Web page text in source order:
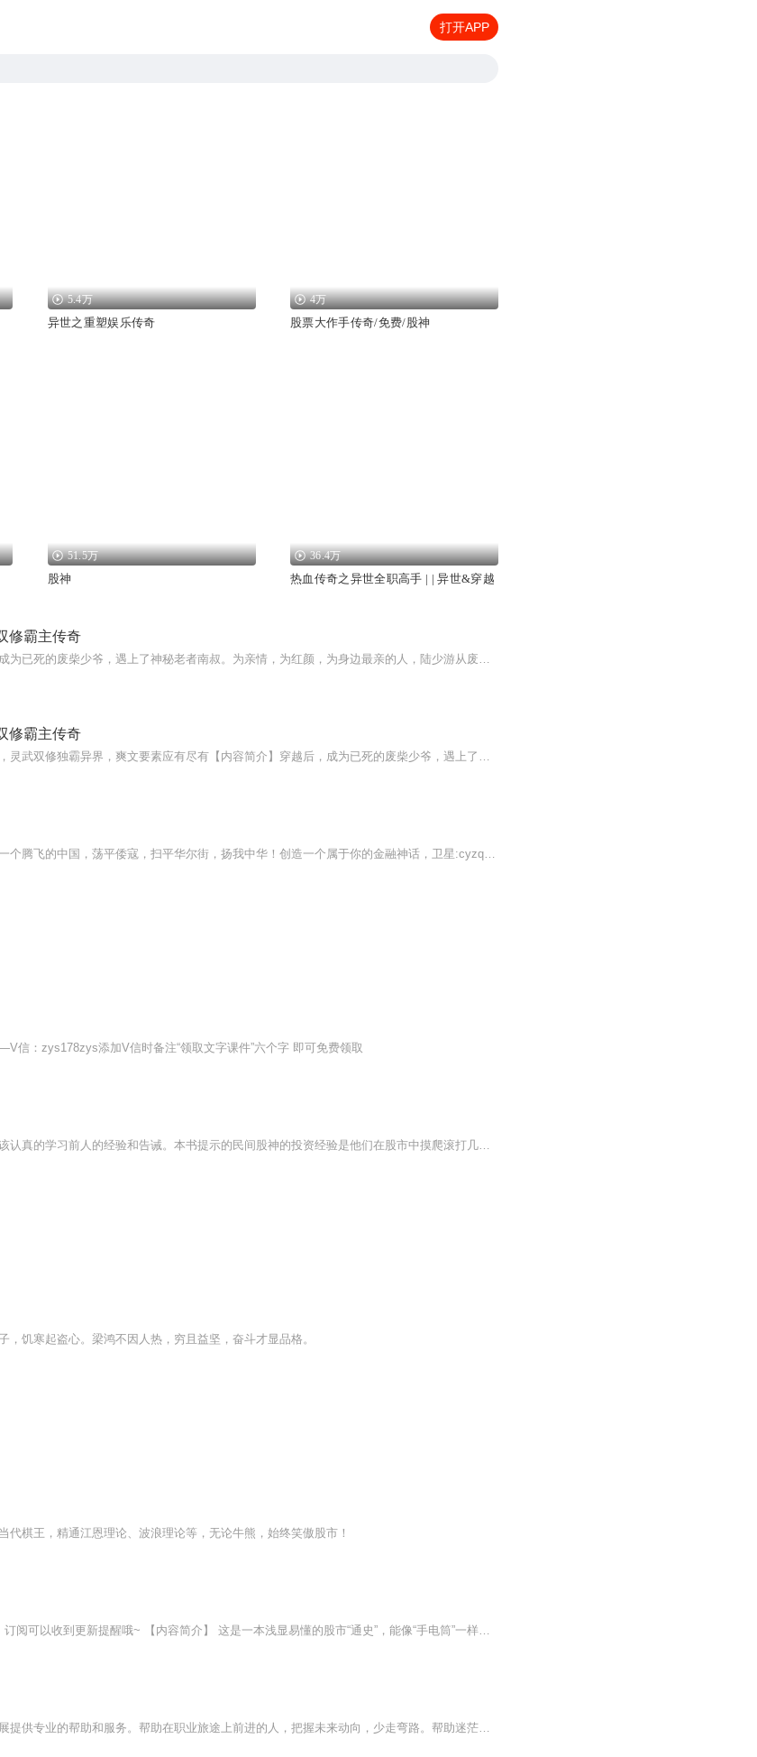
打开APP
5.4万
异世之重塑娱乐传奇
4万
股票大作手传奇/免费/股神
51.5万
股神
36.4万
热血传奇之异世全职高手 | | 异世&穿越
修霸主传奇
【内容简介】穿越后，成为已死的废柴少爷，遇上了神秘老者南叔。为亲情，为红颜，为身边最亲的人，陆少游从废柴一步步踏上强者之路。强者之路，一路荆棘遍布，却也阻挡不住一颗强者之心。醉卧美人膝，醒掌天下权，传言武道巅峰，灵道极致，便能踏碎虚空。...
修霸主传奇
废物逆袭文代表作之一，灵武双修独霸异界，爽文要素应有尽有【内容简介】穿越后，成为已死的废柴少爷，遇上了神秘老者南叔。为亲情，为红颜，为身边最亲的人，陆少游从废柴一步步踏上强者之路。强者之路，一路荆棘遍布，却也阻挡不住一颗强者之心。醉卧美...
二十一世纪的中国，是一个腾飞的中国，荡平倭寇，扫平华尔街，扬我中华！创造一个属于你的金融神话，卫星:cyzq318 ...
信：zys178zys添加V信时备注“领取文字课件”六个字 即可免费领取
投资者进入股市之前应该认真的学习前人的经验和告诫。本书提示的民间股神的投资经验是他们在股市中摸爬滚打几十年，花费了无数的金钱验证出来的，非常值得后来人借鉴每一个股民必须明白，在股市中赚钱有大势的因素，但更重要的是股民本身的素质，这既包括...
，饥寒起盗心。梁鸿不因人热，穷且益坚，奋斗才显品格。
代棋王，精通江恩理论、波浪理论等，无论牛熊，始终笑傲股市！
日更5集，不定期爆更！订阅可以收到更新提醒哦~ 【内容简介】 这是一本浅显易懂的股市“通史”，能像“手电筒”一样在黑夜给你光明，集技术分析、经济分析、社会分析、人物心理分析为一体，将高深莫测的经济学投资学理论，点化为人人都能读得懂、记得...
致力于为青年成长，发展提供专业的帮助和服务。帮助在职业旅途上前进的人，把握未来动向，少走弯路。帮助迷茫困惑的求职青年认清行业发展趋势，避免入错行。帮助稀里糊涂入行的青年找准自身定位，规划发展路径。当然，帮助的 前提是：您选择过 积极主动...